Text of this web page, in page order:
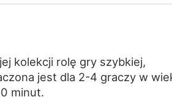
kolekcji rolę gry szybkiej,
jest dla 2-4 graczy w
minut.